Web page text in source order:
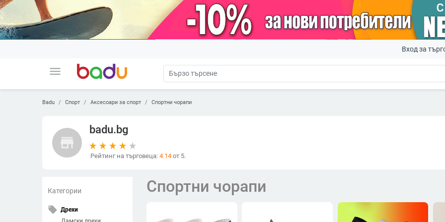
menu
Вход за
Badu Спорт Аксесоари за спорт Спортни чорапи
store
badu.bg
Рейтинг на търговеца: 4.14 от 5.
Категории
local_offer Дрехи
Спортни чорапи